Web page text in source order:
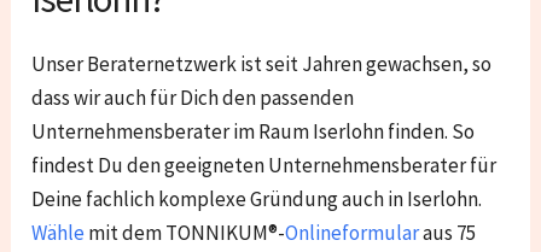
Unser Beraternetzwerk ist seit Jahren gewachsen, so
dass wir auch für Dich den passenden
Unternehmensberater im Raum Iserlohn finden. So
findest Du den geeigneten Unternehmensberater für
Deine fachlich komplexe Gründung auch in Iserlohn.
Wählemit dem TONNIKUM®-Onlineformularaus 75